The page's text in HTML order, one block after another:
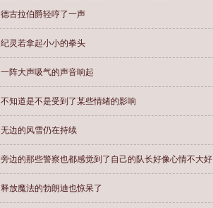
德古拉伯爵轻哼了一声
纪灵若拿起小小的拳头
一阵大声吸气的声音响起
不知道是不是受到了某些情绪的影响
无边的风雪仍在持续
旁边的那些警察也都感觉到了自己的队长好像心情不大好
释放魔法的勃朗迪也惊呆了